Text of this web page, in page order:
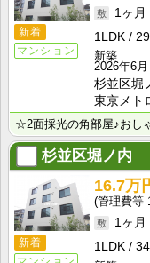
新着
マンション
1ヶ月
1LDK
新築
2026年6月
杉並区堀
東京メト
☆2面採光の角部屋♪おし
杉並区堀ノ内
新着
16.7万
1ヶ月
1LDK